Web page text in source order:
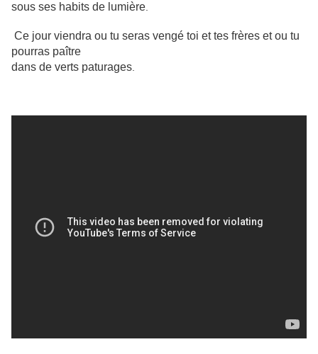
sous ses habits de lumière
Ce jour viendra ou tu seras vengé toi et tes frères et ou tu
pourras paître
dans de verts paturages